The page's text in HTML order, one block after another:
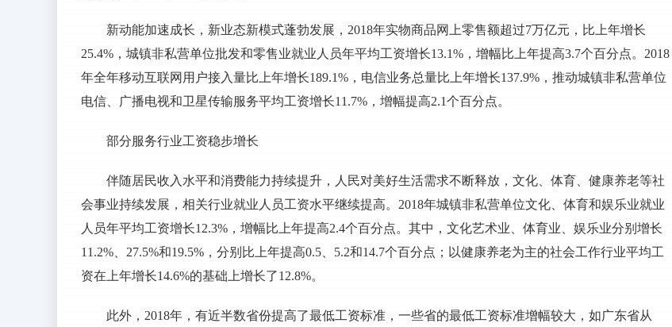
新动能加速成长，新业态新模式蓬勃发展，2018年实物商品网上零售额超过7万亿元，比上年增长
25.4%，城镇非私营单位批发和零售业就业人员年平均工资增长13.1%，增幅比上年提高3.7个百分点。2018
年全年移动互联网用户接入量比上年增长189.1%，电信业务总量比上年增长137.9%，推动城镇非私营单位
电信、广播电视和卫星传输服务平均工资增长11.7%，增幅提高2.1个百分点。
部分服务行业工资稳步增长
伴随居民收入水平和消费能力持续提升，人民对美好生活需求不断释放，文化、体育、健康养老等社
会事业持续发展，相关行业就业人员工资水平继续提高。2018年城镇非私营单位文化、体育和娱乐业就业
人员年平均工资增长12.3%，增幅比上年提高2.4个百分点。其中，文化艺术业、体育业、娱乐业分别增长
11.2%、27.5%和19.5%，分别比上年提高0.5、5.2和14.7个百分点；以健康养老为主的社会工作行业平均工
资在上年增长14.6%的基础上增长了12.8%。
此外，2018年，有近半数省份提高了最低工资标准，一些省的最低工资标准增幅较大，如广东省从